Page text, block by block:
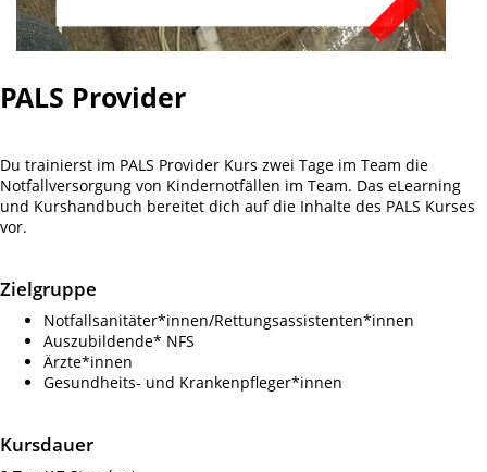
PALS Provider
Du trainierst im PALS Provider Kurs zwei Tage im Team die
Notfallversorgung von Kindernotfällen im Team. Das eLearning
und Kurshandbuch bereitet dich auf die Inhalte des PALS Kurses
vor.
Zielgruppe
Notfallsanitäter*innen/Rettungsassistenten*innen
Auszubildende* NFS
Ärzte*innen
Gesundheits- und Krankenpfleger*innen
Kursdauer